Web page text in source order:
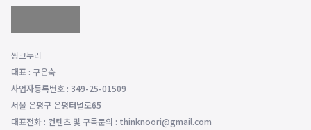
씽크누리
대표 : 구은숙
사업자등록번호 : 349-25-01509
서울 은평구 은평터널로65
대표전화 : 컨텐츠 및 구독문의 : thinknoori@gmail.com